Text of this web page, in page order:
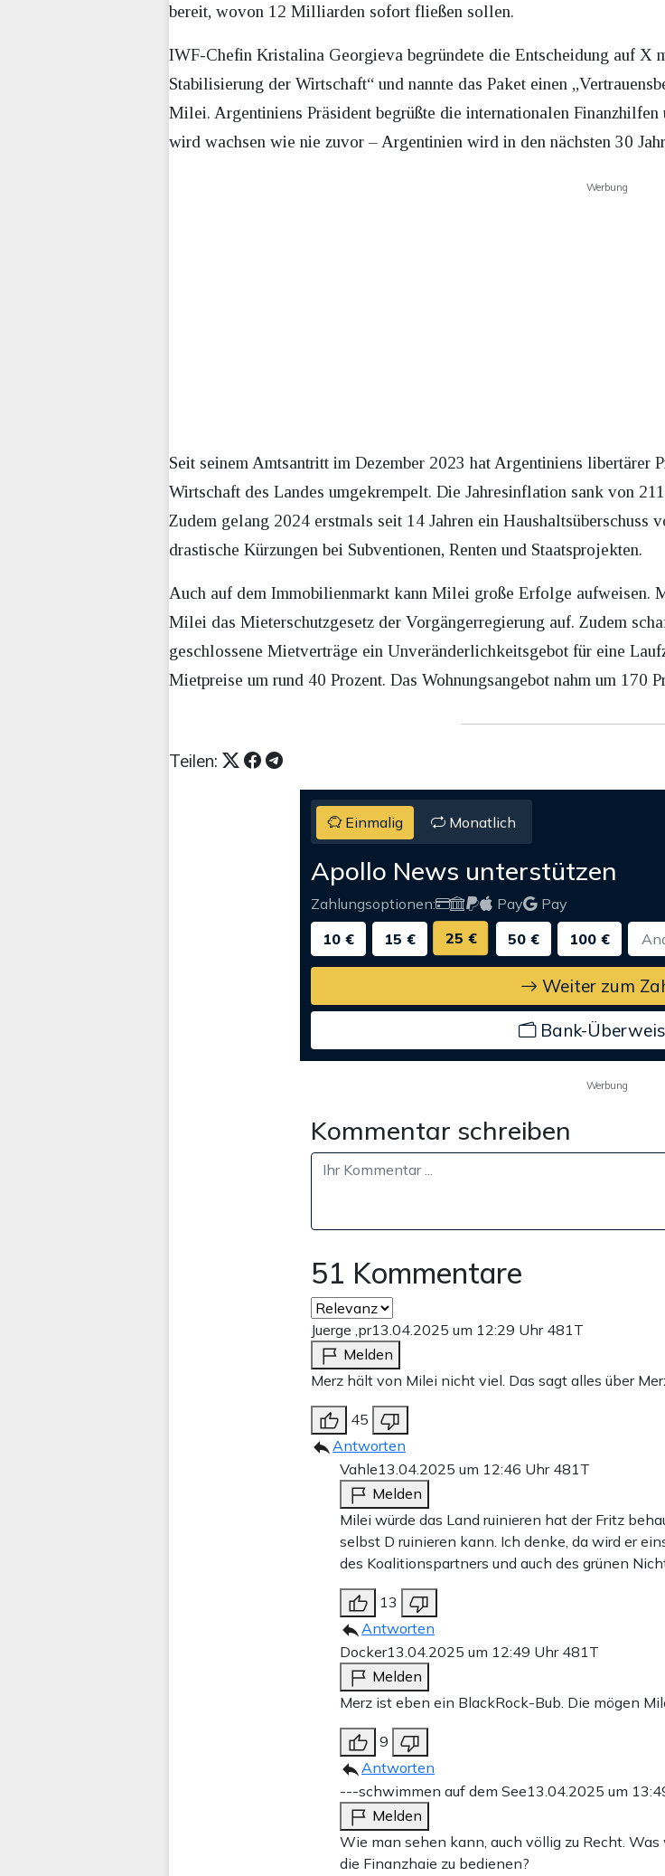
bereit, wovon 12 Milliarden sofort fließen sollen.
IWF-Chefin Kristalina Georgieva begründete die Entscheidung auf X
Stabilisierung der Wirtschaft“ und nannte das Paket einen
Milei. Argentiniens Präsident begrüßte die internationalen
wird wachsen wie nie zuvor – Argentinien wird in den nächsten 30
Werbung
Seit seinem Amtsantritt im Dezember 2023 hat Argentiniens
Wirtschaft des Landes umgekrempelt. Die Jahresinflation sank von
Zudem gelang 2024 erstmals seit 14 Jahren ein
drastische Kürzungen bei Subventionen, Renten und Staatsprojekten.
Auch auf dem Immobilienmarkt kann Milei große Erfolge aufweisen.
Milei das Mieterschutzgesetz der Vorgängerregierung auf. Zudem
geschlossene Mietverträge ein Unveränderlichkeitsgebot für eine
Mietpreise um rund 40 Prozent. Das Wohnungsangebot nahm um 170
Teilen:
Einmalig Monatlich
Apollo News unterstützen
Zahlungsoptionen: Pay
Pay
10 €
15 € 25 € 50 € 100 €
Weiter zum
Bank-
Werbung
Kommentar schreiben
51 Kommentare
Juerge ,pr13.04.2025 um 12:29 Uhr 481T
Melden
Merz hält von Milei nicht viel. Das sagt alles über
45
Antworten
Vahle13.04.2025 um 12:46 Uhr 481T
Melden
Milei würde das Land ruinieren hat der Fritz
selbst D ruinieren kann. Ich denke, da wird er
des Koalitionspartners und auch des grünen
13
Antworten
Docker13.04.2025 um 12:49 Uhr 481T
Melden
Merz ist eben ein BlackRock-Bub. Die mögen
9
Antworten
---schwimmen auf dem See13.04.2025 um
Melden
Wie man sehen kann, auch völlig zu Recht.
die Finanzhaie zu bedienen?